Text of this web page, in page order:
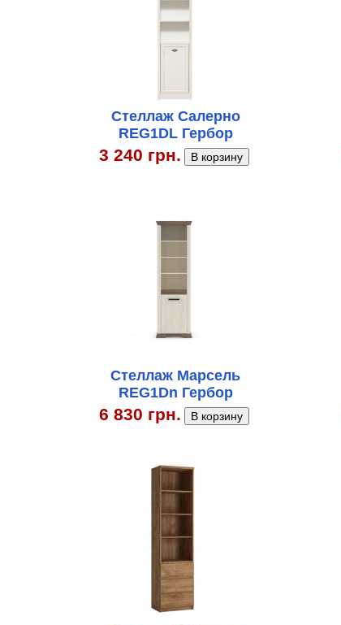
Стеллаж Салерно
REG1DL Гербор
3 240 грн.
Стеллаж Марсель
REG1Dn Гербор
6 830 грн.